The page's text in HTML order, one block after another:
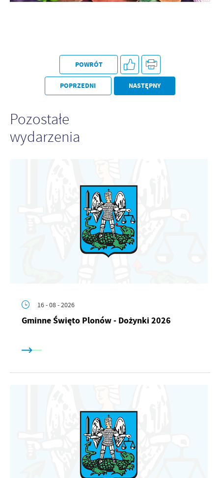
POWRÓT
POPRZEDNI NASTĘPNY
Pozostałe
wydarzenia
16 - 08 - 2026
Gminne Święto Plonów - Dożynki 2026
Firmy te działają w charakterze pośredników prezentujących nasze